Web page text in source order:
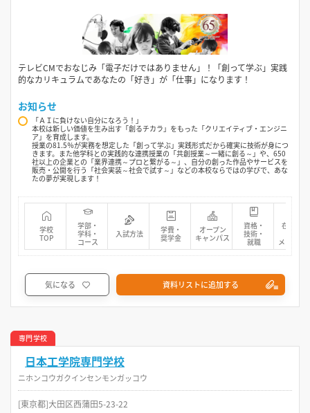
テレビCMでおなじみ「電子だけではありません」！「創って学ぶ」実践
的なカリキュラムであなたの「好き」が「仕事」になります！
お知らせ
「ＡＩに負けない自分になろう！」
本校は新しい価値を生み出す「創るチカラ」をもった「クリエイティブ・エンジニ
ア」を育成します。
授業の81.5％が実務を想定した「創って学ぶ」実践形式だから確実に技術が身につ
きます。また他学科との実践的な連携授業の「共創授業～一緒に創る～」や、650
社以上の企業との「業界連携～プロと繋がる～」、自分の創った作品やサービスを
販売・公開を行う「社会実装～社会で試す～」などの本校ならではの学びで、あな
たの夢が実現します！
学校
TOP
学部・
学科・
コース
入試方法
学費・
奨学金
オープン
キャンパス
資格・
技術・
就職
在校生・
先輩
メッセー
気になる 資料リストに追加する
専門学校
日本工学院専門学校
ニホンコウガクインセンモンガッコウ
[東京都]大田区西蒲田5-23-22